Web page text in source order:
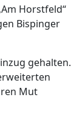
Horstfeld“
Bispinger
gehalten.
Mut